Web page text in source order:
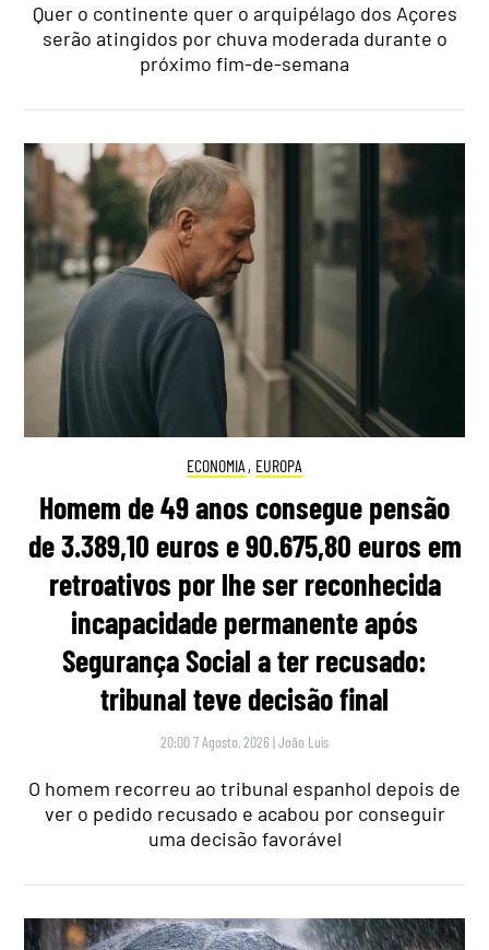
Quer o continente quer o arquipélago dos Açores
serão atingidos por chuva moderada durante o
próximo fim-de-semana
ECONOMIA , EUROPA
Homem de 49 anos consegue pensão
de 3.389,10 euros e 90.675,80 euros em
retroativos por lhe ser reconhecida
incapacidade permanente após
Segurança Social a ter recusado:
tribunal teve decisão final
20:00 7 Agosto, 2026 |João Luís
O homem recorreu ao tribunal espanhol depois de
ver o pedido recusado e acabou por conseguir
uma decisão favorável